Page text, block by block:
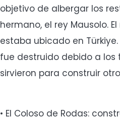
objetivo de albergar los
hermano, el rey Mausolo.
estaba ubicado en
fue destruido debido a los
sirvieron para construir
• El Coloso de Rodas: